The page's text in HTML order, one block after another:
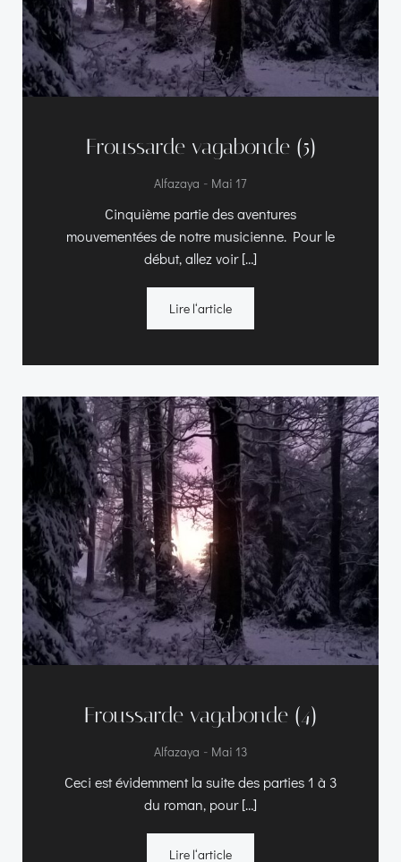
Froussarde vagabonde (5)
Alfazaya - Mai 17
Cinquième partie des aventures
mouvementées de notre musicienne. Pour le
début, allez voir […]
Lire l‘article
Froussarde vagabonde (4)
Alfazaya - Mai 13
Ceci est évidemment la suite des parties 1 à 3
du roman, pour […]
Lire l‘article